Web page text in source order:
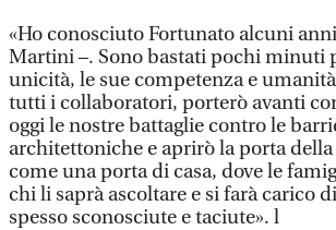
«Ho conosciuto Fortunato alcuni
Martini –. Sono bastati pochi minuti
unicità, le sue competenza e
tutti i collaboratori, porterò avanti
oggi le nostre battaglie contro le
architettoniche e aprirò la porta della
come una porta di casa, dove le
chi li saprà ascoltare e si farà carico
spesso sconosciute e taciute». l